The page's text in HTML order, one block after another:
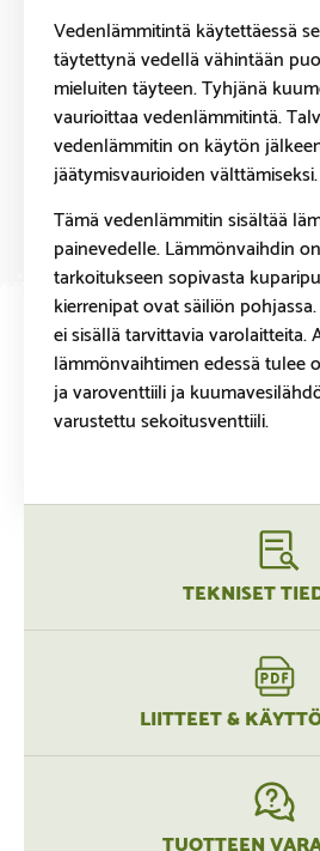
Vedenlämmitintä käytettäessä
täytettynä vedellä vähintään
mieluiten täyteen. Tyhjänä
vaurioittaa vedenlämmitintä.
vedenlämmitin on käytön
jäätymisvaurioiden välttämiseksi.
Tämä vedenlämmitin sisältää
painevedelle. Lämmönvaihdin
tarkoitukseen sopivasta
kierrenipat ovat säiliön
ei sisällä tarvittavia varolaitteita.
lämmönvaihtimen edessä tulee
ja varoventtiili ja
varustettu sekoitusventtiili.
TEKNISET
LIITTEET &
TUOTTEEN